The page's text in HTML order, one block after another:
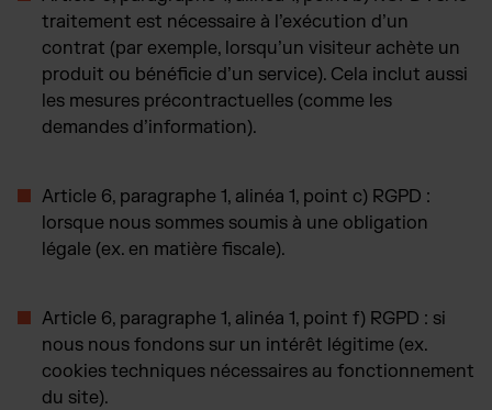
traitement est nécessaire à l’exécution d’un
contrat (par exemple, lorsqu’un visiteur achète un
produit ou bénéficie d’un service). Cela inclut aussi
les mesures précontractuelles (comme les
demandes d’information).
Article 6, paragraphe 1, alinéa 1, point c) RGPD :
lorsque nous sommes soumis à une obligation
légale (ex. en matière fiscale).
Article 6, paragraphe 1, alinéa 1, point f) RGPD : si
nous nous fondons sur un intérêt légitime (ex.
cookies techniques nécessaires au fonctionnement
du site).